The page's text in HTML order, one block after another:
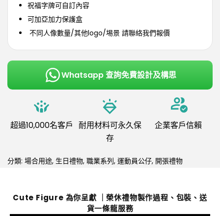
祝福字牌可自訂內容
可加亞加力保護盒
不同人像數量/其他logo/埸景 請聯絡我們報價
Whatsapp 查詢免費設計及構思
超過10,000名客戶 耐用材料可永久保
存
企業客戶信賴
分類: 場合用途, 生日禮物, 職業系列, 運動員公仔, 開張禮物
Cute Figure 為你呈獻 ｜榮休禮物製作過程、包裝、送
貨一條龍服務